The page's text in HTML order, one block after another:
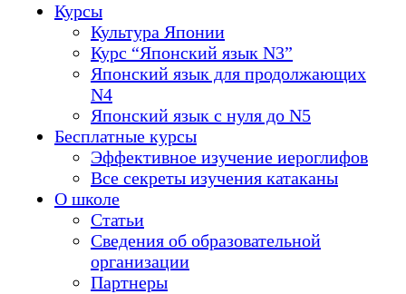
Курсы
Культура Японии
Курс “Японский язык N3”
Японский язык для продолжающих
N4
Японский язык с нуля до N5
Бесплатные курсы
Эффективное изучение иероглифов
Все секреты изучения катаканы
О школе
Статьи
Сведения об образовательной
организации
Партнеры